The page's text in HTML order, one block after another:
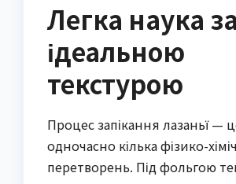
Легка наука за
ідеальною
текстурою
Процес запікання лазаньї —
одночасно кілька фізико-
перетворень. Під фольгою